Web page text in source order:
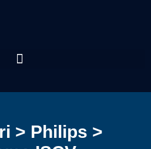
> Philips >